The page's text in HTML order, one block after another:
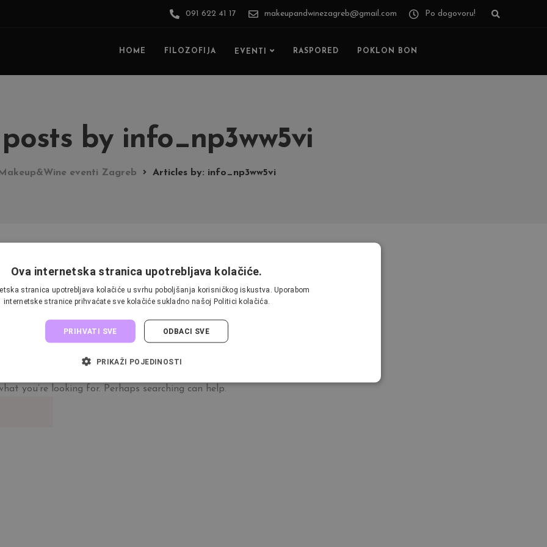
091 622 41 17 makeupandwinezagreb@gmail.com Po dogovoru!
HOME FILOZOFIJA EVENTI RASPORED POKLON BON
by info_np3ww5vi
eventi Zagreb Articles by: info_np3ww5vi
FOUND
you’re looking for. Perhaps searching can help.
Ova internetska stranica upotrebljava kolačiće.
stranica upotrebljava kolačiće u svrhu poboljšanja korisničkog iskustva. Uporabom
internetske stranice prihvaćate sve kolačiće sukladno našoj Politici kolačića.
PRIHVATI SVE ODBACI SVE
PRIKAŽI POJEDINOSTI